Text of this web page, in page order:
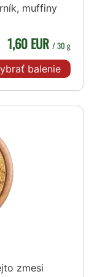
muffiny
1,60 EUR / 30 g
balenie
zmesi